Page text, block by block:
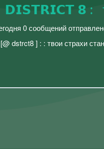
𝟴
0 сообщений
] : : твои страхи